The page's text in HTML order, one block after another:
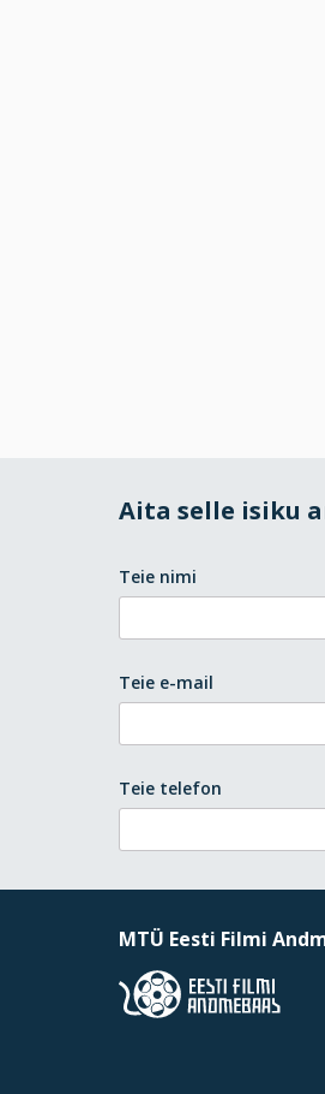
Aita selle isiku
Teie nimi
Teie e-mail
Teie telefon
MTÜ Eesti Filmi